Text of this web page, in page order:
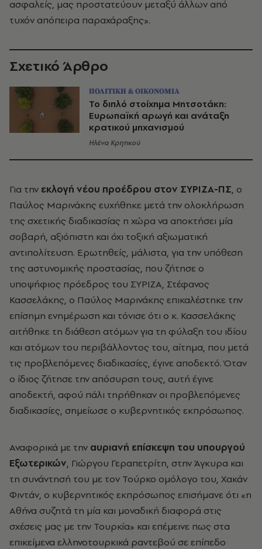
ασφαλείς, μας προστατεύουν μεταξύ άλλων από
τυχόν απόπειρα παραχάραξης».
Σχετικό Άρθρο
ΠΟΛΙΤΙΚΗ & ΟΙΚΟΝΟΜΙΑ
Το διπλό στοίχημα Μητσοτάκη:
Ευρωπαϊκή αρωγή και ανάταξη
κρατικού μηχανισμού
Ηλένα Κρητικού
Για την εκλογή νέου προέδρου στον ΣΥΡΙΖΑ-ΠΣ, ο
Παύλος Μαρινάκης ευχήθηκε μετά την ολοκλήρωση
της σχετικής διαδικασίας η χώρα να αποκτήσει μία
σοβαρή, αξιόπιστη και όχι τοξική αξιωματική
αντιπολίτευση. Ερωτηθείς, μάλιστα, για την υπόθεση
της αστυνομικής προστασίας, που ζήτησε ο
υποψήφιος πρόεδρος του ΣΥΡΙΖΑ, Στέφανος
Κασσελάκης, ο Παύλος Μαρινάκης επικαλέστηκε την
επίσημη ενημέρωση και τόνισε ότι ο κ. Κασσελάκης
αιτήθηκε τη διάθεση ατόμων για τη φύλαξη του ιδίου
και ατόμων του περιβάλλοντος του, αίτημα, που μετά
τις προβλεπόμενες διαδικασίες, έγινε αποδεκτό. Όταν
ο ίδιος ζήτησε την απόσυρση τους, αυτή έγινε
αποδεκτή, αφού πάλι τηρήθηκαν οι προβλεπόμενες
διαδικασίες, σημείωσε ο κυβερνητικός εκπρόσωπος.
Αναφορικά με την αυριανή επίσκεψη του υπουργού
Εξωτερικών, Γιώργου Γεραπετρίτη, στην Άγκυρα και
τη συνάντησή του με τον Τούρκο ομόλογο του, Χακάν
Φιντάν, ο κυβερνητικός εκπρόσωπος επισήμανε ότι «η
Αθήνα συζητά τη μία και μοναδική διαφορά στις
σχέσεις μας με την Τουρκία» και επέμεινε πως στα
επικείμενα ελληνοτουρκικά ραντεβού σε επίπεδο